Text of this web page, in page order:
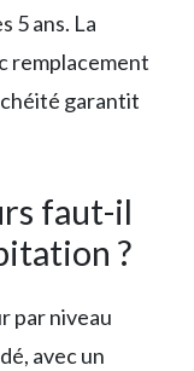
5 ans. La
remplacement
garantit
faut-il
?
par niveau
avec un